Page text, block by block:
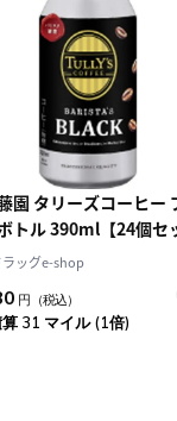
園 タリーズコーヒー
トル 390ml【24個セ
ッグe-shop
円 （税込）
31 マイル (1倍)